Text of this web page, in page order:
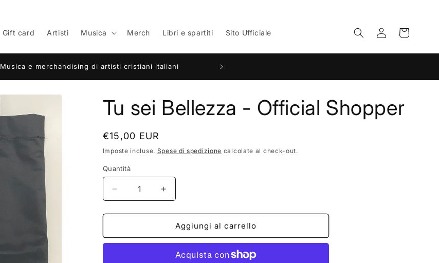
Gift card Artisti Musica Merch Libri e spartiti Sito Ufficiale Accedi Carrello
Musica e merchandising di artisti cristiani italiani
Iscriviti alla newsletter per ricevere uno sconto del 5% sul
Tu sei Bellezza - Official Shopper
Prezzo
di
listino
€15,00 EUR
Imposte incluse. Spese di spedizione calcolate al check-out.
Quantità
Diminuisci
quantità
per
sei
Aumenta
quantità
per
sei
Aggiungi al carrello